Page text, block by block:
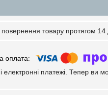
повернення товару протягом 14
електронні платежі. Тепер ви